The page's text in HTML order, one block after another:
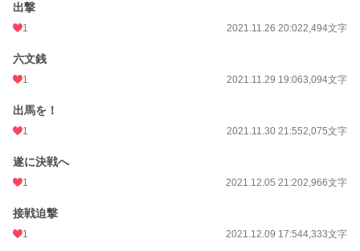
出撃
1 2021.11.26 20:022,494文字
六文銭
1 2021.11.29 19:063,094文字
出馬を！
1 2021.11.30 21:552,075文字
遂に決戦へ
1 2021.12.05 21:202,966文字
接戦迫撃
1 2021.12.09 17:544,333文字